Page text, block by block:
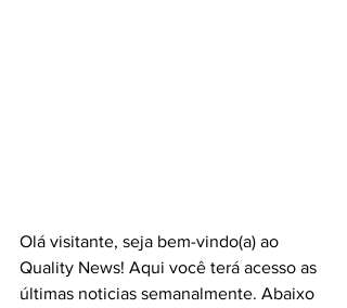
Olá visitante, seja bem-vindo(a) ao
Quality News! Aqui você terá acesso as
últimas noticias semanalmente. Abaixo